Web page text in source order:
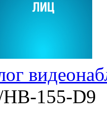
HB-155-D9